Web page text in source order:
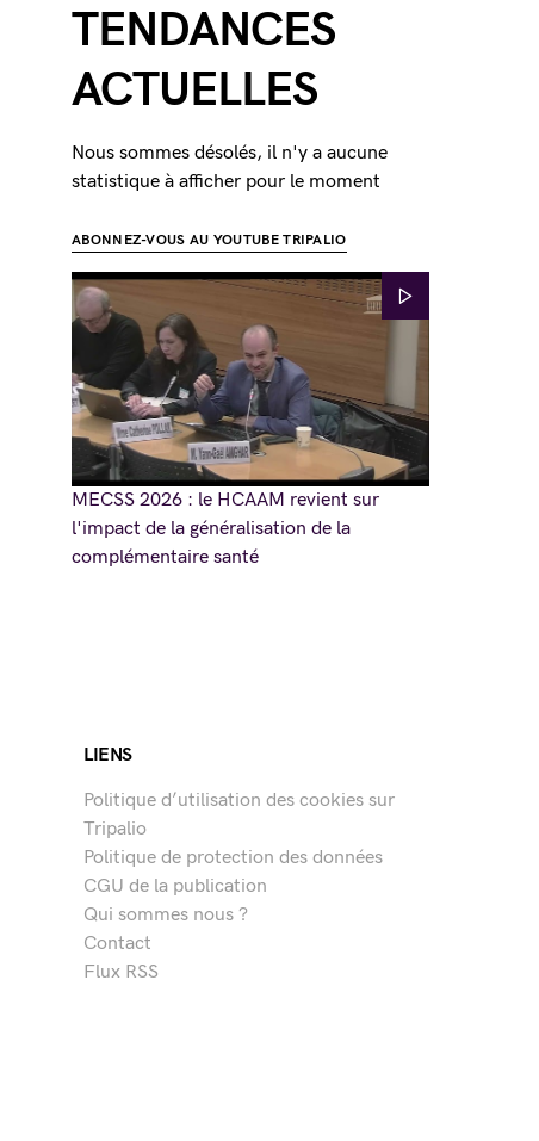
TENDANCES
ACTUELLES
Nous sommes désolés, il n'y a aucune
statistique à afficher pour le moment
ABONNEZ-VOUS AU YOUTUBE TRIPALIO
MECSS 2026 : le HCAAM revient sur
l'impact de la généralisation de la
complémentaire santé
LIENS
Politique d’utilisation des cookies sur
Tripalio
Politique de protection des données
CGU de la publication
Qui sommes nous ?
Contact
Flux RSS